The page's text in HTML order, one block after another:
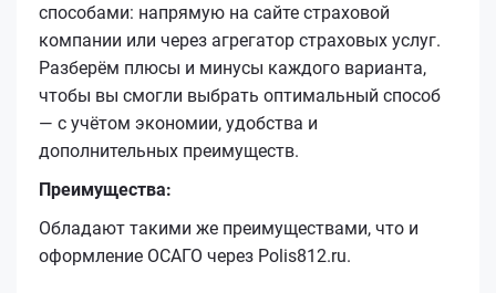
способами: напрямую на сайте страховой
компании или через агрегатор страховых услуг.
Разберём плюсы и минусы каждого варианта,
чтобы вы смогли выбрать оптимальный способ
— с учётом экономии, удобства и
дополнительных преимуществ.
Преимущества:
Обладают такими же преимуществами, что и
оформление ОСАГО через Polis812.ru.